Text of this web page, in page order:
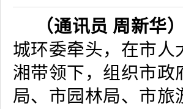
（通讯员 周新华）
城环委牵头，在市人
湘带领下，组织市政
局、市园林局、市旅